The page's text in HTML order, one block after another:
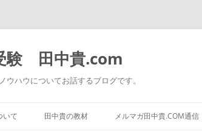
験 田中貴.com
ウハウについてお話するブログです。
いて 田中貴の教材 メルマガ田中貴.COM通信